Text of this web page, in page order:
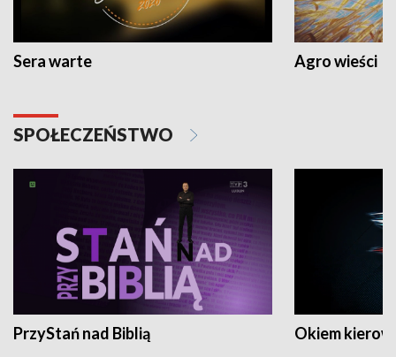
Sera warte Agro wieści
SPOŁECZEŃSTWO
PrzyStań nad Biblią Okiem